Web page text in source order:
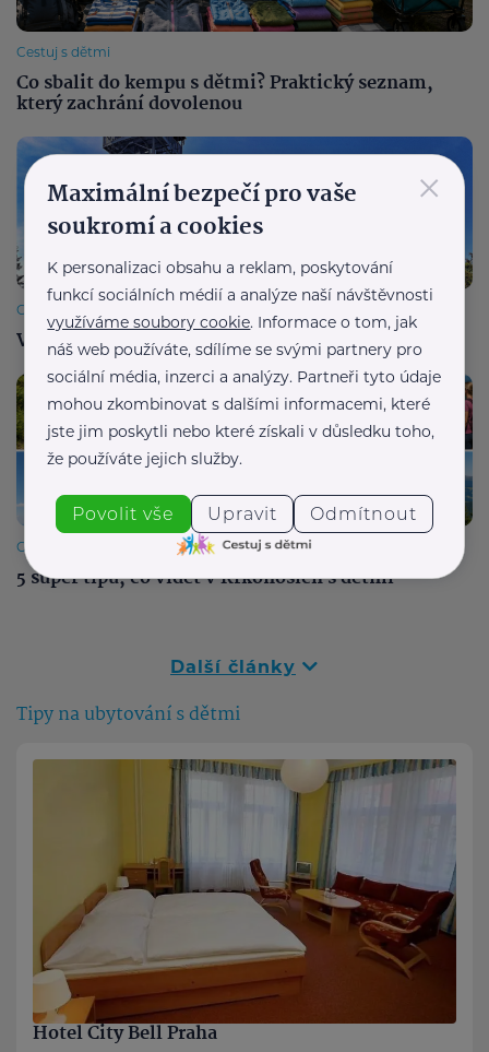
Cestuj s dětmi
Co sbalit do kempu s dětmi? Praktický seznam,
který zachrání dovolenou
Cestuj s dětmi
Velká Čantoryje: Hory, lanovka a výhledy
Cestuj s dětmi
5 super tipů, co vidět v Krkonoších s dětmi
Další články
Tipy na ubytování s dětmi
Hotel City Bell Praha
×
Maximální bezpečí pro vaše
soukromí a cookies
K personalizaci obsahu a reklam, poskytování
funkcí sociálních médií a analýze naší návštěvnosti
využíváme soubory cookie. Informace o tom, jak
náš web používáte, sdílíme se svými partnery pro
sociální média, inzerci a analýzy. Partneři tyto údaje
mohou zkombinovat s dalšími informacemi, které
jste jim poskytli nebo které získali v důsledku toho,
že používáte jejich služby.
Povolit vše Upravit Odmítnout